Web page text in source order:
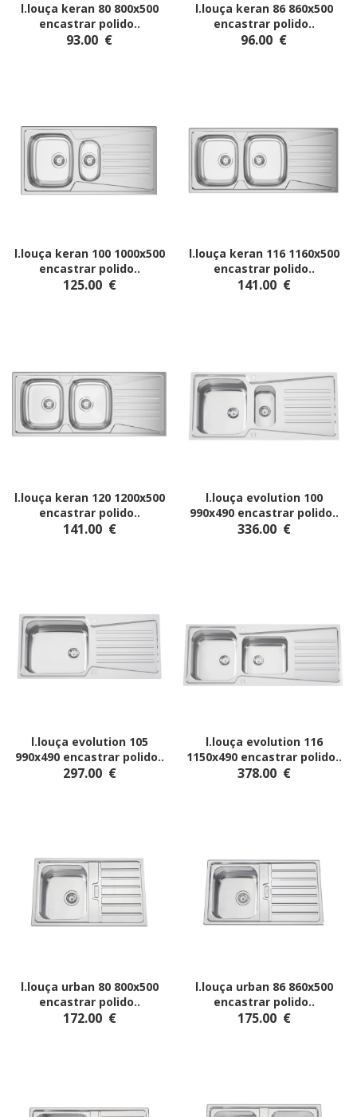
l.louça keran 80 800x500
encastrar polido..
93.00 €
l.louça keran 86 860x500
encastrar polido..
96.00 €
l.louça keran 100 1000x500
encastrar polido..
125.00 €
l.louça keran 116 1160x500
encastrar polido..
141.00 €
l.louça keran 120 1200x500
encastrar polido..
141.00 €
l.louça evolution 100
990x490 encastrar polido..
336.00 €
l.louça evolution 105
990x490 encastrar polido..
297.00 €
l.louça evolution 116
1150x490 encastrar polido..
378.00 €
l.louça urban 80 800x500
encastrar polido..
172.00 €
l.louça urban 86 860x500
encastrar polido..
175.00 €